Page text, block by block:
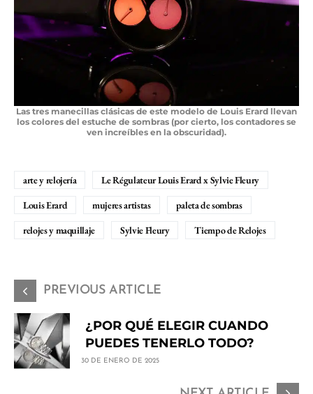
Las tres manecillas clásicas de este modelo de Louis Erard llevan
los colores del estuche de sombras (por cierto, los contadores se
ven increíbles en la obscuridad).
arte y relojería
Le Régulateur Louis Erard x Sylvie Fleury
Louis Erard
mujeres artistas
paleta de sombras
relojes y maquillaje
Sylvie Fleury Tiempo de Relojes
PREVIOUS ARTICLE
¿POR QUÉ ELEGIR CUANDO
PUEDES TENERLO TODO?
30 DE ENERO DE 2025